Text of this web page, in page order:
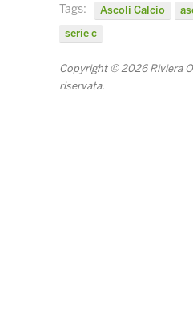
Tags: Ascoli Calcio
serie c
Copyright © 2026 Riviera
riservata.